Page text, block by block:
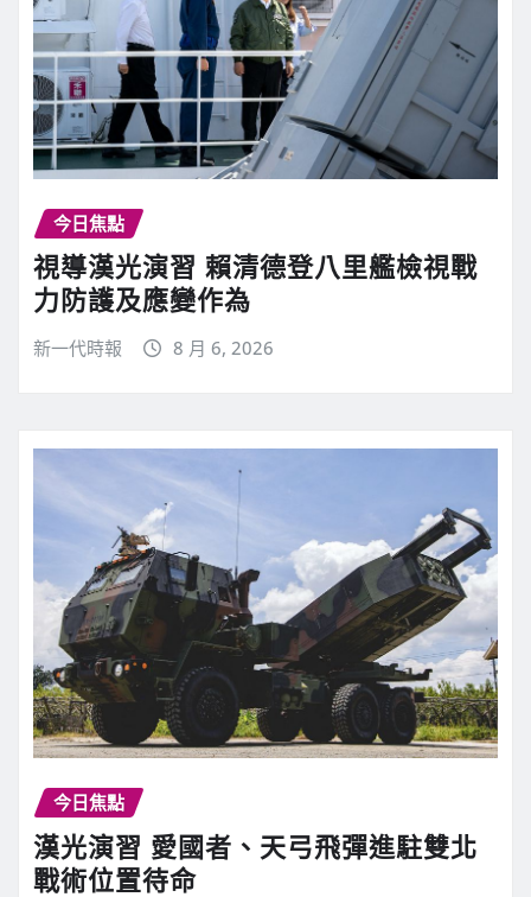
今日焦點
視導漢光演習 賴清德登八里艦檢視戰
力防護及應變作為
新一代時報 8 月 6, 2026
今日焦點
漢光演習 愛國者、天弓飛彈進駐雙北
戰術位置待命